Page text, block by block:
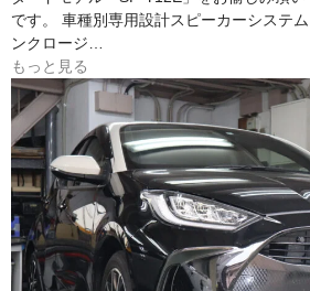
です。 車種別専用設計スピーカーシステ
ンクロージ…
もっと見る